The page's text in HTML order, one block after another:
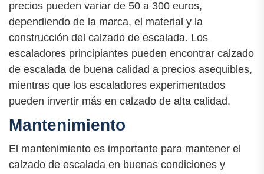
precios pueden variar de 50 a 300 euros,
dependiendo de la marca, el material y la
construcción del calzado de escalada. Los
escaladores principiantes pueden encontrar calzado
de escalada de buena calidad a precios asequibles,
mientras que los escaladores experimentados
pueden invertir más en calzado de alta calidad.
Mantenimiento
El mantenimiento es importante para mantener el
calzado de escalada en buenas condiciones y